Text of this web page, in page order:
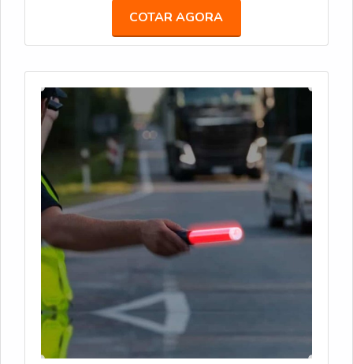
sustentável para áreas de obras e controle de
tráfego. Bastão com Lanterna: Com LED integrado e
baixa visibilidade.
COTAR AGORA